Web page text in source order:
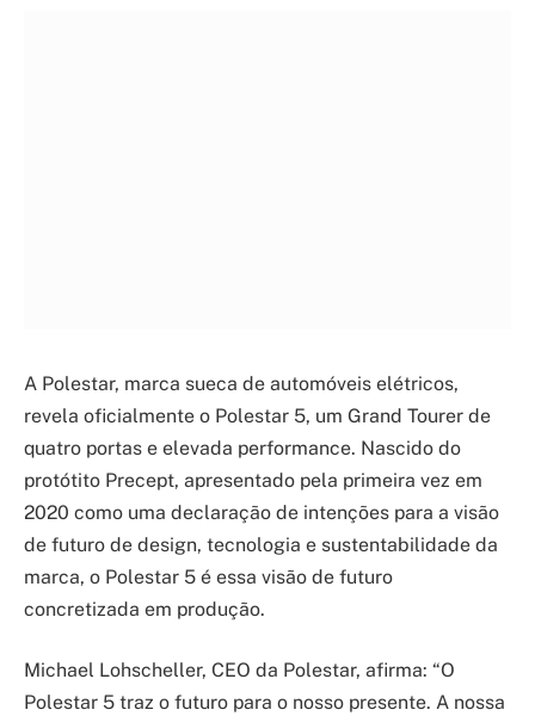
A Polestar, marca sueca de automóveis elétricos,
revela oficialmente o Polestar 5, um Grand Tourer de
quatro portas e elevada performance. Nascido do
protótito Precept, apresentado pela primeira vez em
2020 como uma declaração de intenções para a visão
de futuro de design, tecnologia e sustentabilidade da
marca, o Polestar 5 é essa visão de futuro
concretizada em produção.
Michael Lohscheller, CEO da Polestar, afirma: “O
Polestar 5 traz o futuro para o nosso presente. A nossa